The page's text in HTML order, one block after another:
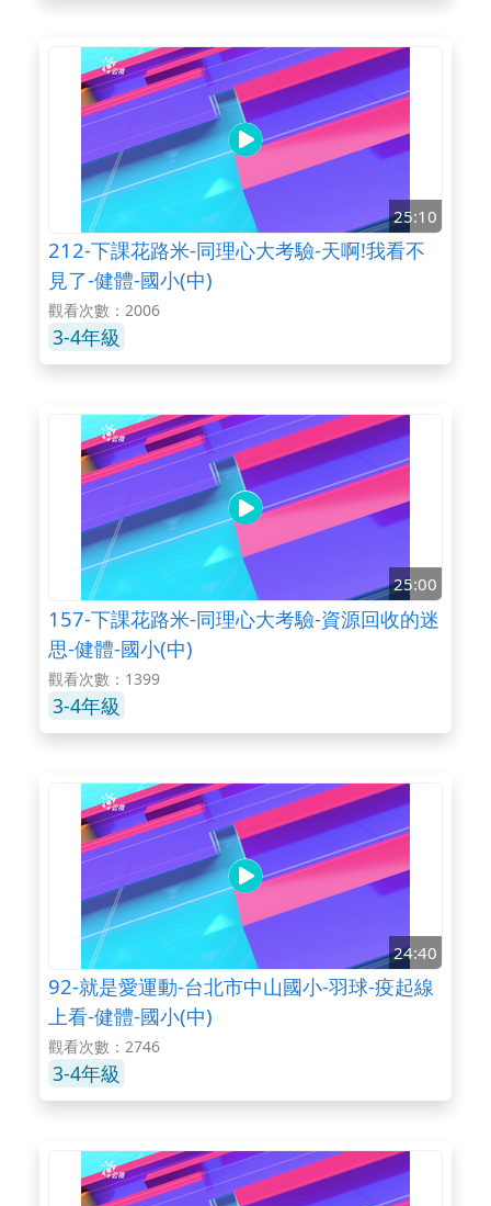
25:10
212-下課花路米-同理心大考驗-天啊!我看不
見了-健體-國小(中)
觀看次數：2006
3-4年級
25:00
157-下課花路米-同理心大考驗-資源回收的迷
思-健體-國小(中)
觀看次數：1399
3-4年級
24:40
92-就是愛運動-台北市中山國小-羽球-疫起線
上看-健體-國小(中)
觀看次數：2746
3-4年級